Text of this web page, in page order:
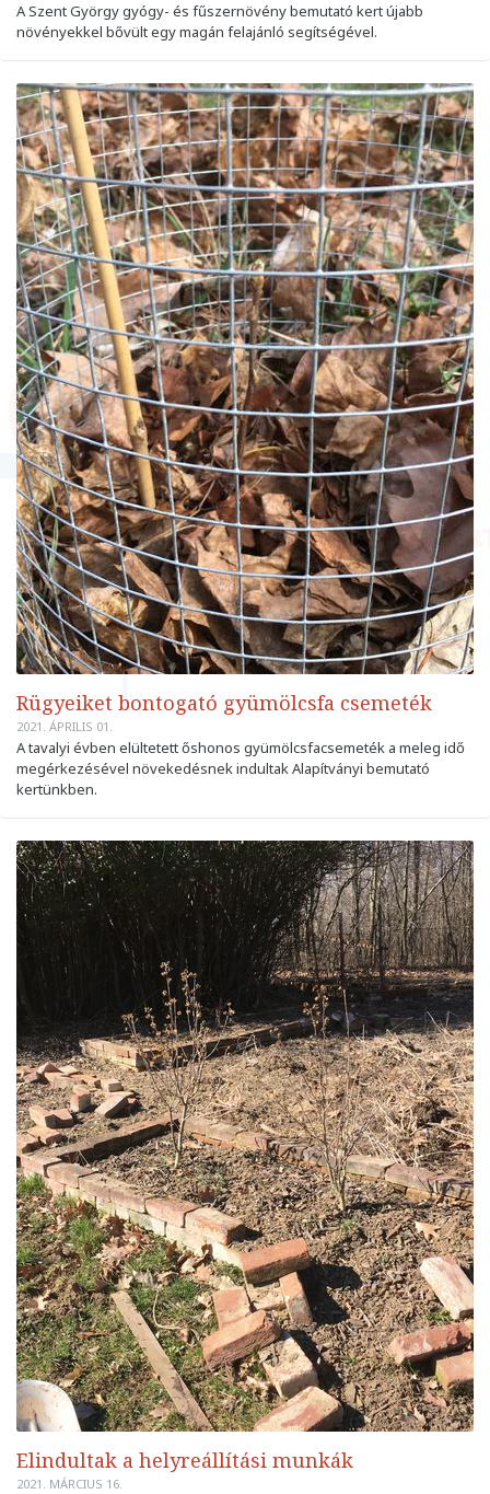
A Szent György gyógy- és fűszernövény bemutató kert újabb
növényekkel bővült egy magán felajánló segítségével.
Rügyeiket bontogató gyümölcsfa csemeték
2021. ÁPRILIS 01.
A tavalyi évben elültetett őshonos gyümölcsfacsemeték a meleg idő
megérkezésével növekedésnek indultak Alapítványi bemutató
kertünkben.
Elindultak a helyreállítási munkák
2021. MÁRCIUS 16.